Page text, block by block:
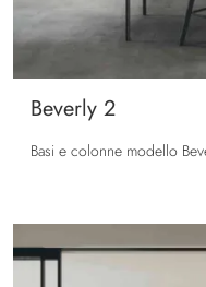
Beverly 2